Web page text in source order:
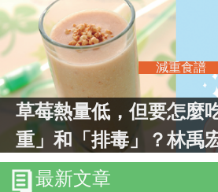
減重食譜
草莓熱量低，但要怎麼
重」和「排毒」？林禹
的｜每日健康
最新文章